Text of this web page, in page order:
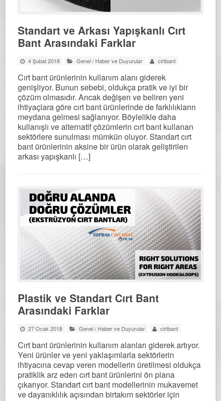
Standart ve Arkası Yapışkanlı Cırt
Bant Arasındaki Farklar
4 Şubat 2018 Genel/ Haber ve Duyurular cirtbant
Cırt bant ürünlerinin kullanım alanı giderek
genişliyor. Bunun sebebi, oldukça pratik ve iyi bir
çözüm olmasıdır. Ancak değişen ve beliren yeni
ihtiyaçlara göre cırt bant ürünlerinde de farklılıkların
meydana gelmesi sağlanıyor. Böylelikle daha
kullanışlı ve alternatif çözümlerin cırt bant kullanan
sektörlere sunulması mümkün oluyor. Standart cırt
bant ürünlerinin aksine bir ürün olarak geliştirilen
arkası yapışkanlı […]
Plastik ve Standart Cırt Bant
Arasındaki Farklar
27 Ocak 2018 Genel/ Haber ve Duyurular cirtbant
Cırt bant ürünlerinin kullanım alanları giderek artıyor.
Yeni ürünler ve yeni yaklaşımlarla sektörlerin
ihtiyacına cevap veren modellerin üretilmesi oldukça
pratiklik arz eden cırt bant ürünlerini ön plana
çıkarıyor. Standart cırt bant modellerinin mukavemet
ve dayanıklılık açısından birtakım sektörler için